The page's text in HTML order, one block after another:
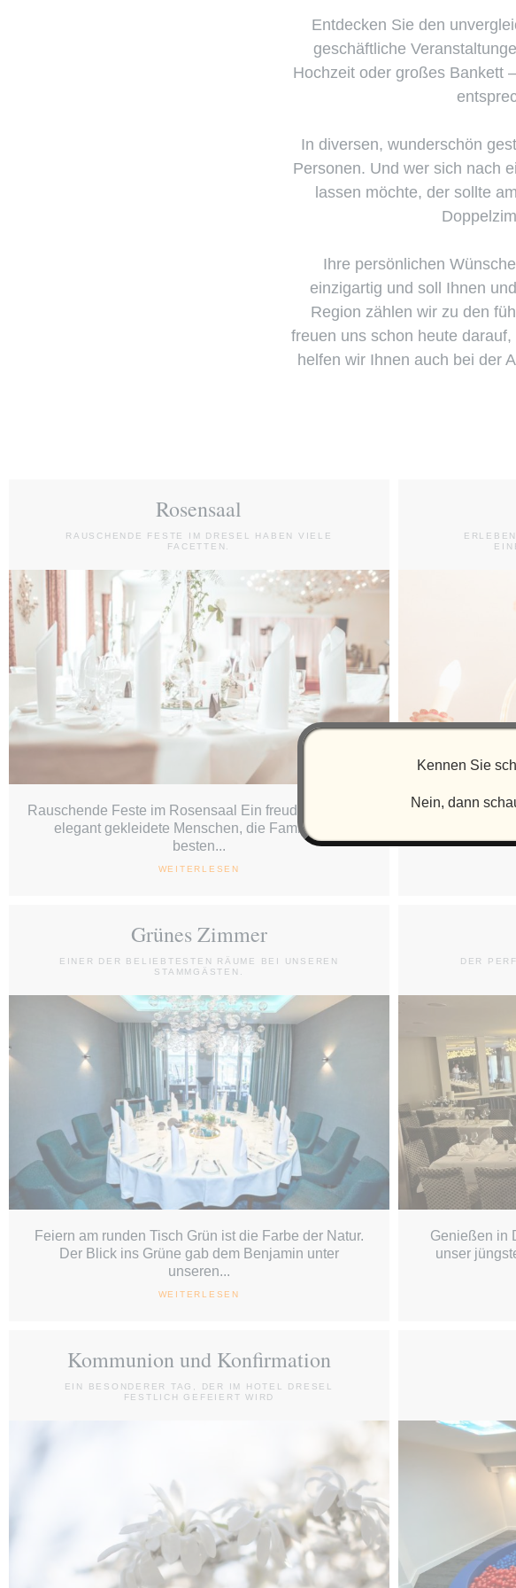
Entdecken Sie den
geschäftliche
Hochzeit oder großes Bankett
In diversen, wunderschön
Personen. Und wer sich nach
lassen möchte, der sollte
Ihre persönlichen
einzigartig und soll Ihnen
Region zählen wir zu den
freuen uns schon heute
helfen wir Ihnen auch bei der
Rosensaal
RAUSCHENDE FESTE IM DRESEL HABEN VIELE
FACETTEN.
Rauschende Feste im Rosensaal Ein freudiger Anlass,
elegant gekleidete Menschen, die Familie und
besten...
WEITERLESEN
Sorgenlos
Grünes Zimmer
EINER DER BELIEBTESTEN RÄUME BEI UNSEREN
STAMMGÄSTEN.
Feiern am runden Tisch Grün ist die Farbe der Natur.
Der Blick ins Grüne gab dem Benjamin unter
unseren...
WEITERLESEN
DER
Genießen in
unser
Kommunion und Konfirmation
EIN BESONDERER TAG, DER IM HOTEL DRESEL
FESTLICH GEFEIERT WIRD
Kennen Sie
Nein, dann